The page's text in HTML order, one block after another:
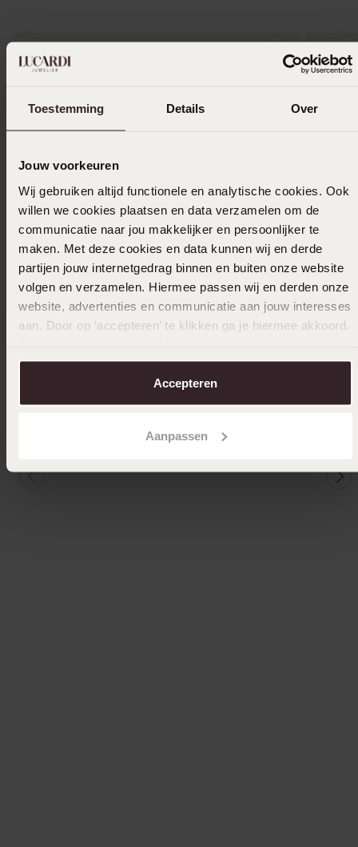
Toestemming Details Over
Jouw voorkeuren
Wij gebruiken altijd functionele en analytische cookies. Ook
willen we cookies plaatsen en data verzamelen om de
communicatie naar jou makkelijker en persoonlijker te
maken. Met deze cookies en data kunnen wij en derde
partijen jouw internetgedrag binnen en buiten onze website
volgen en verzamelen. Hiermee passen wij en derden onze
website, advertenties en communicatie aan jouw interesses
aan. Door op ‘accepteren’ te klikken ga je hiermee akkoord.
over in onscookiebeleid.
Accepteren
Aanpassen
dames
Bestseller
kristal